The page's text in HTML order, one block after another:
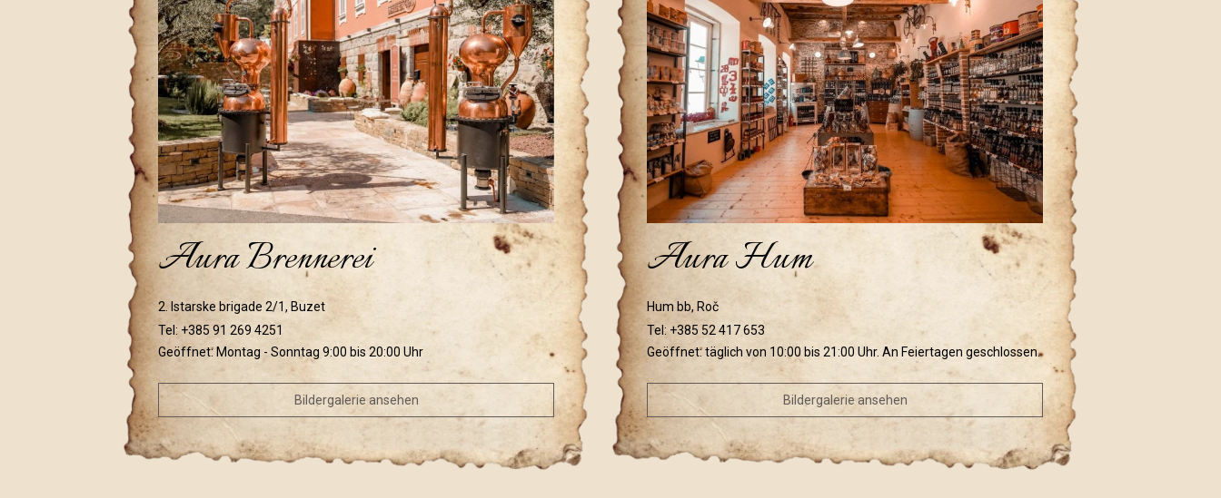
Aura Brennerei
2. Istarske brigade 2/1, Buzet
Tel: +385 91 269 4251
Geöffnet: Montag - Sonntag 9:00 bis 20:00 Uhr
Bildergalerie ansehen
Aura Hum
Hum bb, Roč
Tel: +385 52 417 653
Geöffnet: täglich von 10:00 bis 21:00 Uhr. An Feiertagen geschlossen.
Bildergalerie ansehen